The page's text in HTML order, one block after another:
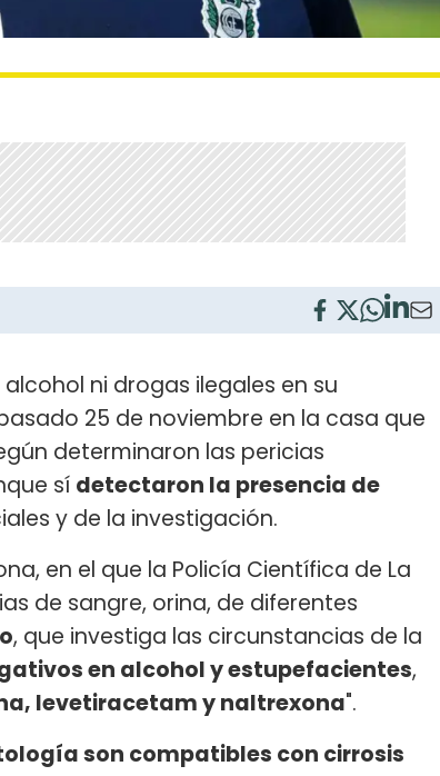
ni drogas ilegales en su
25 de noviembre en la casa que
determinaron las pericias
sí detectaron la presencia de
y de la investigación.
en el que la Policía Científica de La
de sangre, orina, de diferentes
, que investiga las circunstancias de la
en alcohol y estupefacientes,
levetiracetam y naltrexona".
son compatibles con cirrosis